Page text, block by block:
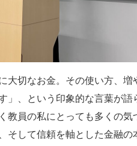
切なお金。その使い方、増
」、という印象的な言葉が
教員の私にとっても多くの
そして信頼を軸とした金融